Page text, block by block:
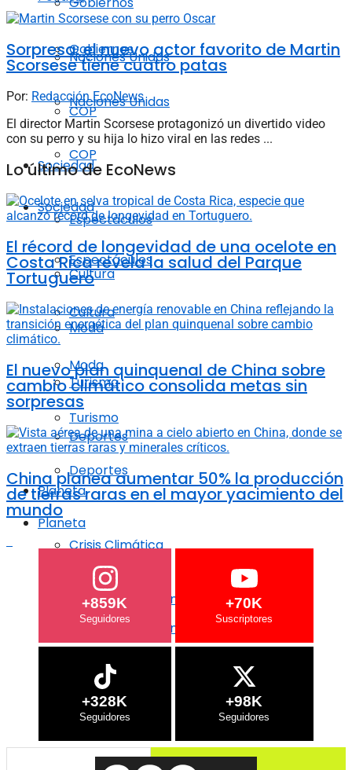
Naciones Unidas
COP
Sociedad
Espectáculos
Cultura
Moda
Turismo
Deportes
Planeta
Crisis Climática
Agricultura regenerativa
Bosques
Gobiernos
Naciones Unidas
COP
Sociedad
Espectáculos
Cultura
Moda
Turismo
Deportes
Planeta
Crisis Climática
Agricultura regenerativa
Océanos
Sorpresa: el nuevo actor favorito de Martin
Scorsese tiene cuatro patas
Por: Redacción EcoNews
El director Martin Scorsese protagonizó un divertido video
con su perro y su hija lo hizo viral en las redes ...
Lo último de EcoNews
El récord de longevidad de una ocelote en
Costa Rica revela la salud del Parque
Tortuguero
El nuevo plan quinquenal de China sobre
cambio climático consolida metas sin
sorpresas
China planea aumentar 50% la producción
de tierras raras en el mayor yacimiento del
mundo
+859K +70K
+328K +98K